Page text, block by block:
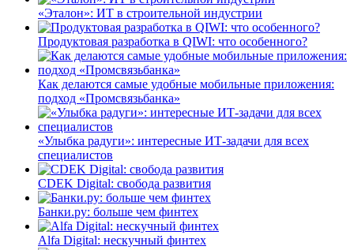
«Эталон»: ИТ в строительной индустрии
Продуктовая разработка в QIWI: что особенного?
Как делаются самые удобные мобильные приложения:
подход «Промсвязьбанка»
«Улыбка радуги»: интересные ИТ-задачи для всех
специалистов
CDEK Digital: свобода развития
Банки.ру: больше чем финтех
Alfa Digital: нескучный финтех